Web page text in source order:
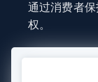
通过消费者
权。